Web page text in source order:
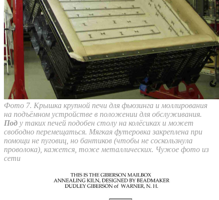
Фото 7. Крышка крупной печи для фьюзинга и моллирования
на подъёмном устройстве в положении для обслуживания.
Под у таких печей подобен столу на колёсиках и может
свободно перемещаться. Мягкая футеровка закреплена при
помощи не пуговиц, но бантиков (чтобы не соскользнула
проволока), кажется, тоже металлических. Чужое фото из
сети